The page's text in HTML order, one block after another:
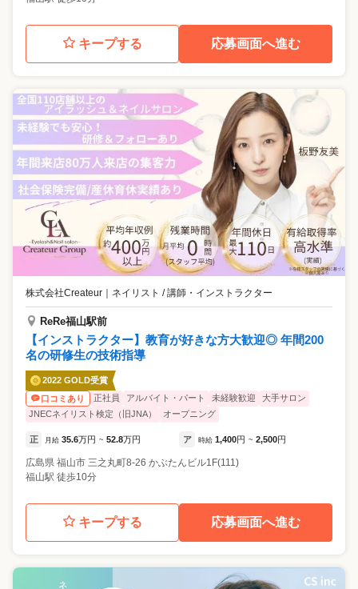
キープする 応募画面へ進む
株式会社Createur ｜ ネイリスト / 講師・インストラクター
ReRe福山駅前
【インストラクター】教育が好きな方大歓迎◎ 年間200
名の研修生の技術指導
2022 GOLD受賞
口コミあり
正社員 アルバイト・パート 未経験歓迎
大手サロン
JNECネイリスト検定（旧JNA）
オープニング
正 月給 35.6万円 ~ 52.8万円 ア 時給 1,400円 ~ 2,500円
広島県 福山市 三之丸町8-26 かぶたんビル1F(111)
福山駅 徒歩10分
キープする 応募画面へ進む